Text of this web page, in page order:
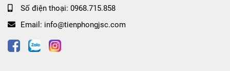
Số điện thoại: 0968.715.858
Email: info@tienphongjsc.com